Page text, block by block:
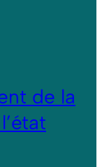
de la